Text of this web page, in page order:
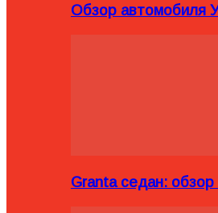
Обзор автомобиля
Granta седан: